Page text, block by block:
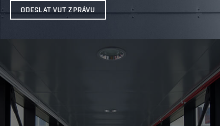
ODESLAT VUT ZPRÁVU